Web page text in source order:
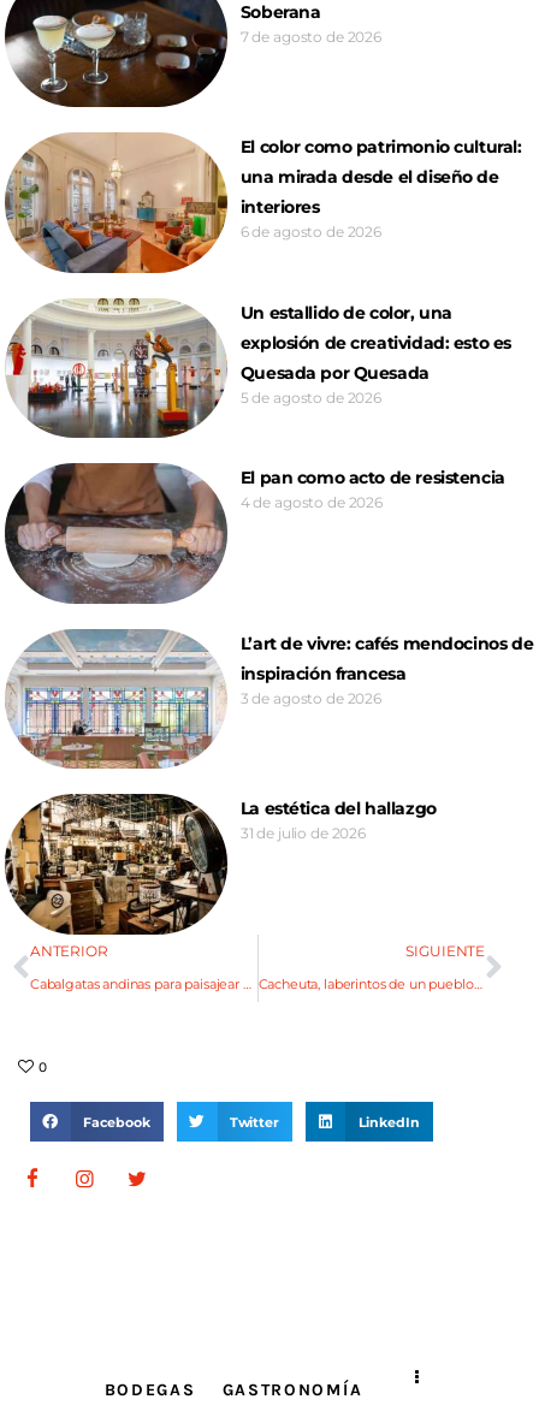
Soberana
7 de agosto de 2026
El color como patrimonio cultural:
una mirada desde el diseño de
interiores
6 de agosto de 2026
Un estallido de color, una
explosión de creatividad: esto es
Quesada por Quesada
5 de agosto de 2026
El pan como acto de resistencia
4 de agosto de 2026
L’art de vivre: cafés mendocinos de
inspiración francesa
3 de agosto de 2026
La estética del hallazgo
31 de julio de 2026
ANTERIOR SIGUIENTE
Cacheuta, laberintos de un pueblo que crece
0
Facebook Twitter LinkedIn
BODEGAS GASTRONOMÍA